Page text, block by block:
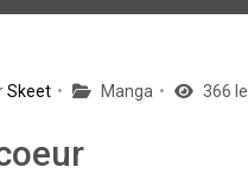
Skeet Manga 366